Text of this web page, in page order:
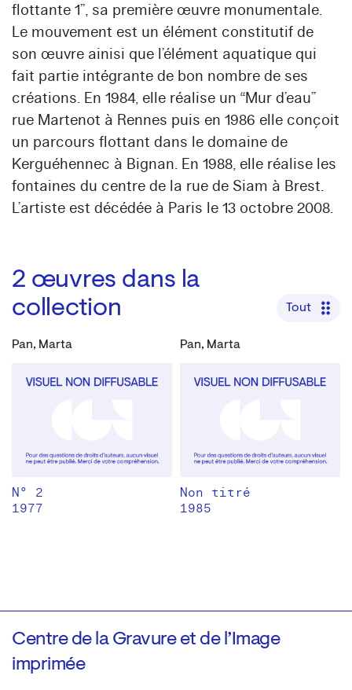
flottante 1”, sa première œuvre monumentale.
Le mouvement est un élément constitutif de
son œuvre ainisi que l’élément aquatique qui
fait partie intégrante de bon nombre de ses
créations. En 1984, elle réalise un “Mur d’eau”
rue Martenot à Rennes puis en 1986 elle conçoit
un parcours flottant dans le domaine de
Kerguéhennec à Bignan. En 1988, elle réalise les
fontaines du centre de la rue de Siam à Brest.
L’artiste est décédée à Paris le 13 octobre 2008.
2 œuvres dans la
collection
Tout
Pan, Marta
N° 2
1977
Pan, Marta
Non titré
1985
Centre de la Gravure et de l’Image
imprimée